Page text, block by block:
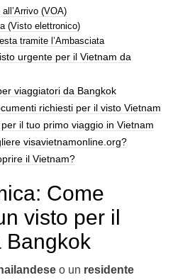
(VOA)
(Visto elettronico)
tramite l’Ambasciata
urgente per il Vietnam da
viaggiatori da Bangkok
richiesti per il visto Vietnam
per il tuo primo viaggio in Vietnam
visavietnamonline.org?
il Vietnam?
Come
visto per il
Bangkok
o un residente